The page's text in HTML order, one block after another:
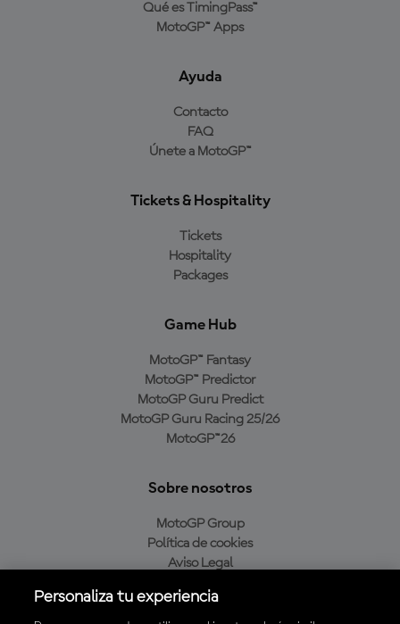
Qué es TimingPass™
MotoGP™ Apps
Ayuda
Contacto
FAQ
Únete a MotoGP™
Tickets & Hospitality
Tickets
Hospitality
Packages
Game Hub
MotoGP™ Fantasy
MotoGP™ Predictor
MotoGP Guru Predict
MotoGP Guru Racing 25/26
MotoGP™26
Sobre nosotros
MotoGP Group
Política de cookies
Aviso Legal
Política de compra
Personaliza tu experiencia